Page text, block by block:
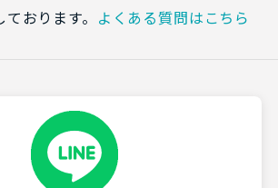
おります。 よくある質問はこちら